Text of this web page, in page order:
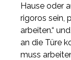
Hause oder
rigoros sein,
arbeiten.“
an die Türe
muss